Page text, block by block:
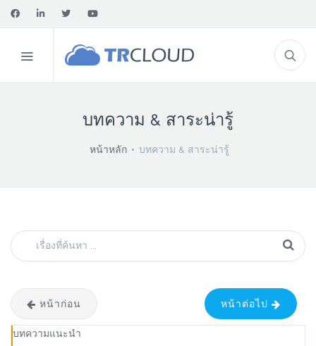
บทความ & สาระน่ารู้
หน้าหลัก บทความ & สาระน่ารู้
หน้าก่อน หน้าต่อไป
บทความแนะนำ